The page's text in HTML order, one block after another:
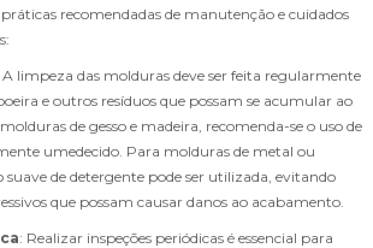
recomendadas de manutenção e cuidados
A limpeza das molduras deve ser feita regularmente
e outros resíduos que possam se acumular ao
de gesso e madeira, recomenda-se o uso de
umedecido. Para molduras de metal ou
de detergente pode ser utilizada, evitando
que possam causar danos ao acabamento.
: Realizar inspeções periódicas é essencial para